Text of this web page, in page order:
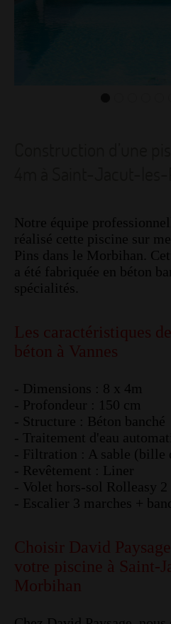
Notre équipe
réalisé cette piscine sur
Pins dans le Morbihan.
a été fabriquée en béton
spécialités.
Les caractéristiques
béton à Vannes
- Dimensions : 8 x 4m
- Profondeur : 150 cm
- Structure : Béton banché
- Traitement d'eau
- Filtration : A sable (bille
- Revêtement : Liner
- Volet hors-sol Rolleasy 2
- Escalier 3 marches +
Choisir David
votre piscine à Saint-
Morbihan